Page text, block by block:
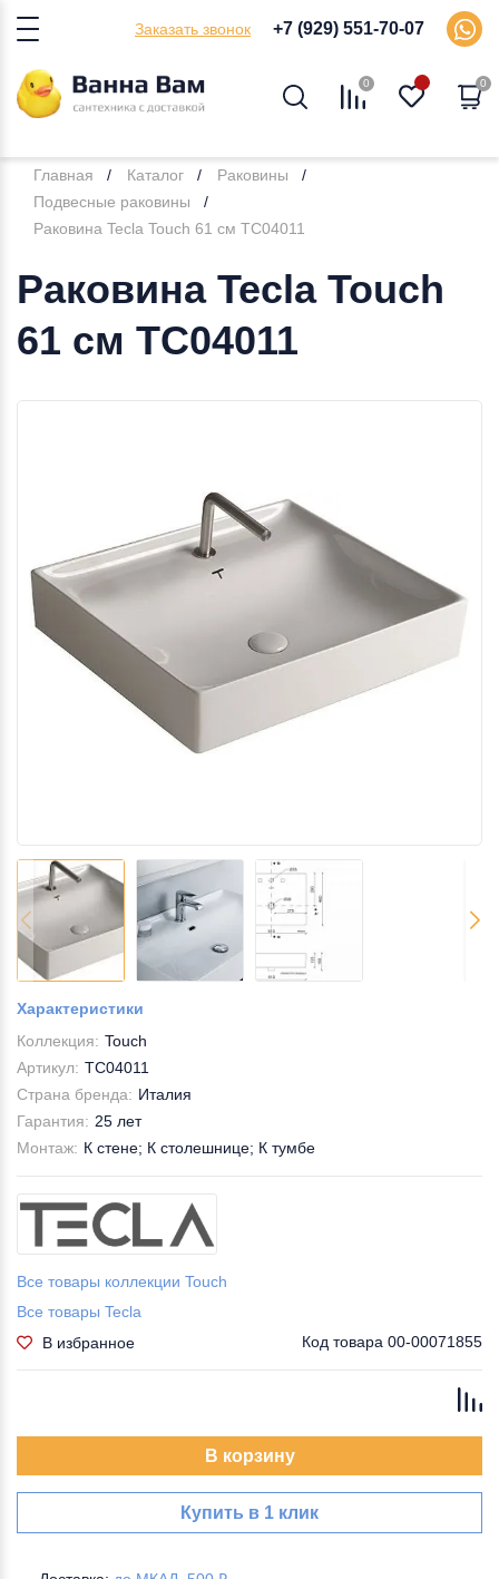
Заказать звонок +7 (929) 551-70-07
0 0
Главная Каталог
Раковины
Подвесные раковины
Раковина Tecla Touch 61 см TC04011
Раковина Tecla Touch
61 см TC04011
Характеристики
Коллекция: Touch
Артикул: TC04011
Страна бренда: Италия
Гарантия: 25 лет
Монтаж: К стене; К столешнице; К тумбе
Все товары коллекции Touch
Все товары Tecla
В избранное
Код товара 00-00071855
В корзину
Купить в 1 клик